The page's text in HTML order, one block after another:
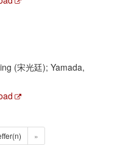
(宋光廷); Yamada,
»